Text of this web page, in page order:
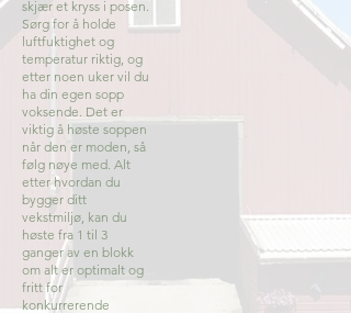
skjær et kryss i posen.
Sørg for å holde
luftfuktighet og
temperatur riktig, og
etter noen uker vil du
ha din egen sopp
voksende. Det er
viktig å høste soppen
når den er moden, så
følg nøye med. Alt
etter hvordan du
bygger ditt
vekstmiljø, kan du
høste fra 1 til 3
ganger av en blokk
om alt er optimalt og
fritt for
konkurrerende